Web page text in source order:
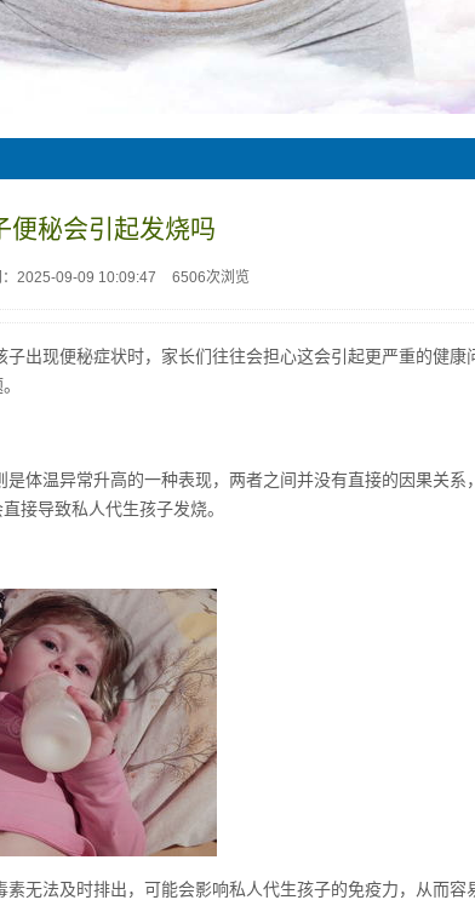
便秘会引起发烧吗
2025-09-09 10:09:47 6506次浏览
出现便秘症状时，家长们往往会担心这会引起更严重的健康
体温异常升高的一种表现，两者之间并没有直接的因果关系
接导致私人代生孩子发烧。
无法及时排出，可能会影响私人代生孩子的免疫力，从而容